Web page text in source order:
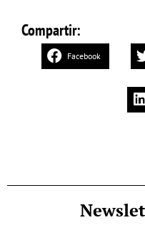
Compartir:
Facebook